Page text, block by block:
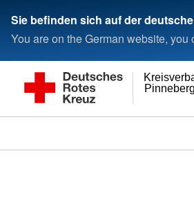
Sie befinden sich auf der
You are on the German website,